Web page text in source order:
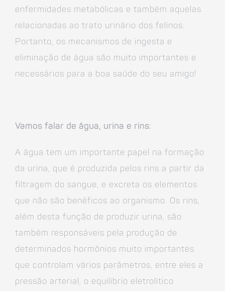
enfermidades metabólicas e também aquelas
relacionadas ao trato urinário dos felinos.
Portanto, os mecanismos de ingesta e
eliminação de água são muito importantes e
necessários para a boa saúde do seu amigo!
Vamos falar de água, urina e rins:
A água tem um importante papel na formação
da urina, que é produzida pelos rins a partir da
filtragem do sangue, e excreta os elementos
que não são benéficos ao organismo. Os rins,
além desta função de produzir urina, são
também responsáveis pela produção de
determinados hormônios muito importantes
que controlam vários parâmetros, entre eles a
pressão arterial, o equilíbrio eletrolítico